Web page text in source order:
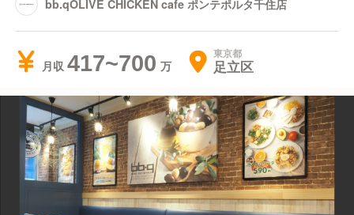
bb.qOLIVE CHICKEN cafe ポンテポルタ千住店
月収 417~700 東京都
足立区